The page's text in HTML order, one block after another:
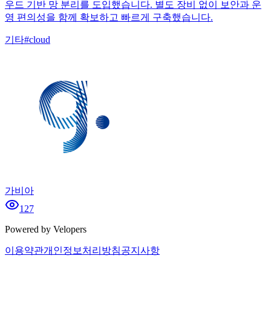
우드 기반 망 분리를 도입했습니다. 별도 장비 없이 보안과 운
영 편의성을 함께 확보하고 빠르게 구축했습니다.
기타#cloud
가비아
127
Powered by Velopers
이용약관개인정보처리방침공지사항